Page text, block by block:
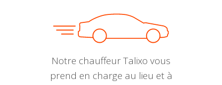
Notre chauffeur Talixo vous
prend en charge au lieu et à